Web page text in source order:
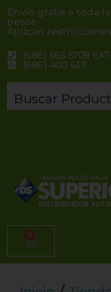
Envío gratis a toda
pesos
Aplican restricciones
(686) 565 5709 EXT
(686) 400 4311
0